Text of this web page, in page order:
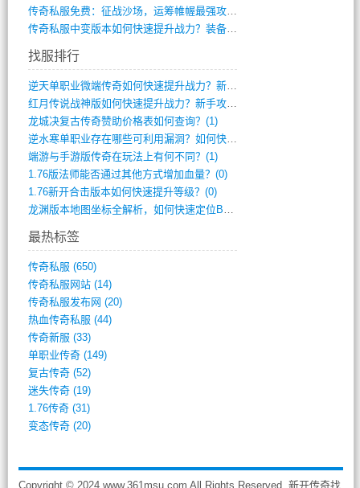
传奇私服免费：征战沙场，运筹帷幄最强攻城(516)
传奇私服中变版本如何快速提升战力？装备强(1012)
找服排行
逆天单职业微端传奇如何快速提升战力？新手(2)
红月传说战神版如何快速提升战力？新手攻略(2)
龙城决复古传奇赞助价格表如何查询？(1)
逆水寒单职业存在哪些可利用漏洞？如何快速(1)
端游与手游版传奇在玩法上有何不同？(1)
1.76版法师能否通过其他方式增加血量？(0)
1.76新开合击版本如何快速提升等级？(0)
龙渊版本地图坐标全解析，如何快速定位BO(0)
最热标签
传奇私服 (650)
传奇私服网站(14)
传奇私服发布网 (20)
热血传奇私服 (44)
传奇新服 (33)
单职业传奇(149)
复古传奇(52)
迷失传奇(19)
1.76传奇(31)
变态传奇(20)
Copyright © 2024 www.361msu.com All Rights Reserved. 新开传奇找